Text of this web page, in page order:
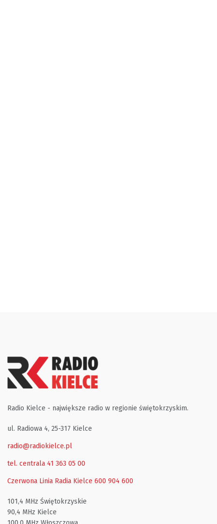
Radio Kielce - największe radio w regionie świętokrzyskim.
ul. Radiowa 4, 25-317 Kielce
radio@radiokielce.pl
tel. centrala 41 363 05 00
Czerwona Linia Radia Kielce 600 904 600
101,4 MHz Świętokrzyskie
90,4 MHz Kielce